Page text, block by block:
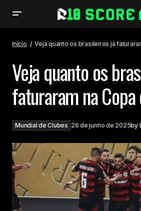
Início Veja quanto os brasileiros já
Veja quanto os
faturaram na
Mundial de Clubes 26 de junho de 2025by